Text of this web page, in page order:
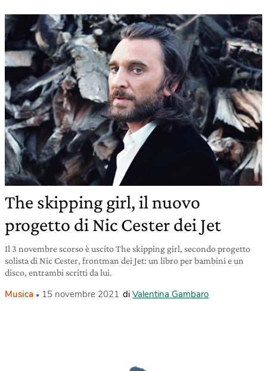
The skipping girl, il nuovo
progetto di Nic Cester dei Jet
Il 3 novembre scorso è uscito The skipping girl, secondo progetto
solista di Nic Cester, frontman dei Jet: un libro per bambini e un
disco, entrambi scritti da lui.
Musica 15 novembre 2021 di Valentina Gambaro